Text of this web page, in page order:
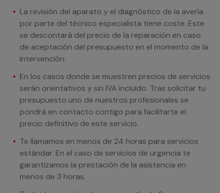
La revisión del aparato y el diagnóstico de la avería
por parte del técnico especialista tiene coste. Este
se descontará del precio de la reparación en caso
de aceptación del presupuesto en el momento de la
intervención.
En los casos donde se muestren precios de servicios
serán orientativos y sin IVA incluido. Tras solicitar tu
presupuesto uno de nuestros profesionales se
pondrá en contacto contigo para facilitarte el
precio definitivo de este servicio.
Te llamamos en menos de 24 horas para servicios
estándar. En el caso de servicios de urgencia te
garantizamos la prestación de la asistencia en
menos de 3 horas.